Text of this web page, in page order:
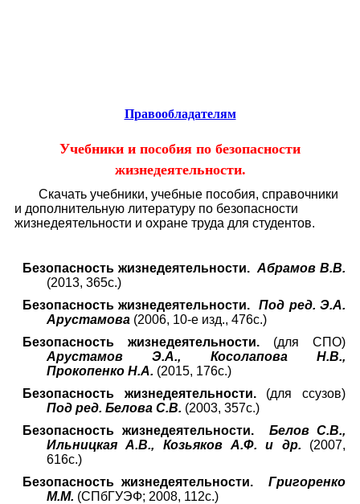
Правообладателям
Учебники и пособия по безопасности
жизнедеятельности.
Скачать учебники, учебные пособия, справочники
и дополнительную литературу по безопасности
жизнедеятельности и охране труда для студентов.
Безопасность жизнедеятельности.Абрамов В.В.
(2013, 365с.)
Безопасность жизнедеятельности.Под ред. Э.А.
Арустамова (2006, 10-е изд., 476с.)
Безопасность жизнедеятельности. (для СПО)
Арустамов Э.А., Косолапова Н.В.,
Прокопенко Н.А. (2015, 176с.)
Безопасность жизнедеятельности.(для ссузов)
Под ред. Белова С.В. (2003, 357с.)
Безопасность жизнедеятельности.
Белов С.В.,
Ильницкая А.В., Козьяков А.Ф. и др. (2007,
616с.)
Безопасность жизнедеятельности.
Григоренко
М.М. (СПбГУЭФ; 2008, 112с.)